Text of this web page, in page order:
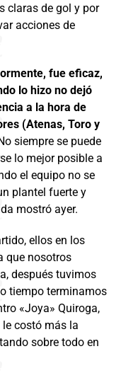
claras de gol y por
acciones de
fue eficaz,
lo hizo no dejó
a la hora de
(Atenas, Toro y
siempre se puede
lo mejor posible a
el equipo no se
plantel fuerte y
mostró ayer.
ellos en los
que nosotros
después tuvimos
tiempo terminamos
«Joya» Quiroga,
costó más la
sobre todo en